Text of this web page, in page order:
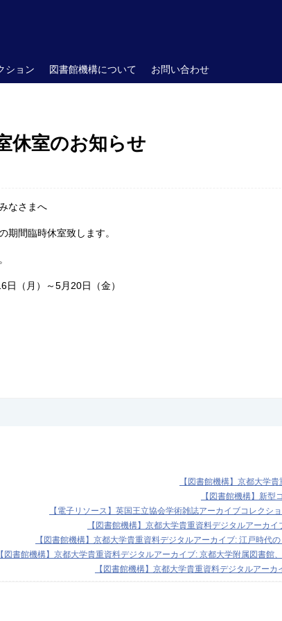
ション 図書館機構について お問い合わせ
休室のお知らせ
なさまへ
期間臨時休室致します。
（月）～5月20日（金）
【図書館機構】京都大学
【図書館機構】新
【電子リソース】英国王立協会学術雑誌アーカイブコレク
【図書館機構】京都大学貴重資料デジタルアーカ
【図書館機構】京都大学貴重資料デジタルアーカイブ: 江戸時
図書館機構】京都大学貴重資料デジタルアーカイブ: 京都大学附属図書
【図書館機構】京都大学貴重資料デジタルアー